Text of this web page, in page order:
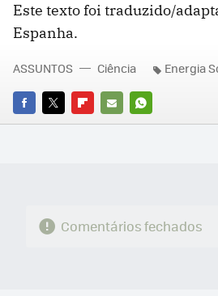
Este texto foi traduzido/
Espanha.
FACEBOOK
TWITTERFLIPBOARD
E-
WHATSAPP
ASSUNTOS Ciência Energia
Comentários fechados